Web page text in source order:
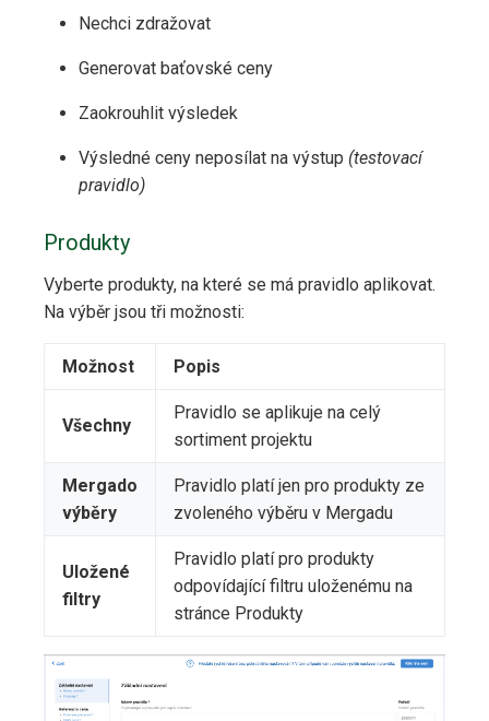
Nechci zdražovat
Generovat baťovské ceny
Zaokrouhlit výsledek
Výsledné ceny neposílat na výstup (testovací
pravidlo)
Produkty
Vyberte produkty, na které se má pravidlo aplikovat.
Na výběr jsou tři možnosti:
Možnost Popis
Všechny
Pravidlo se aplikuje na celý
sortiment projektu
Mergado
výběry
Pravidlo platí jen pro produkty ze
zvoleného výběru v Mergadu
Uložené
filtry
Pravidlo platí pro produkty
odpovídající filtru uloženému na
stránce Produkty